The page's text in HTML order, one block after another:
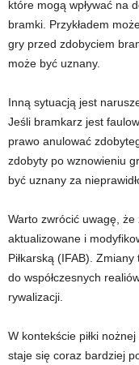
które mogą wpływać na
bramki. Przykładem
gry przed zdobyciem
może być uznany.
Inną sytuacją jest
Jeśli bramkarz jest
prawo anulować
zdobyty po wznowieniu
być uznany za
Warto zwrócić uwagę,
aktualizowane i
Piłkarską (IFAB).
do współczesnych
rywalizacji.
W kontekście piłki
staje się coraz bardziej